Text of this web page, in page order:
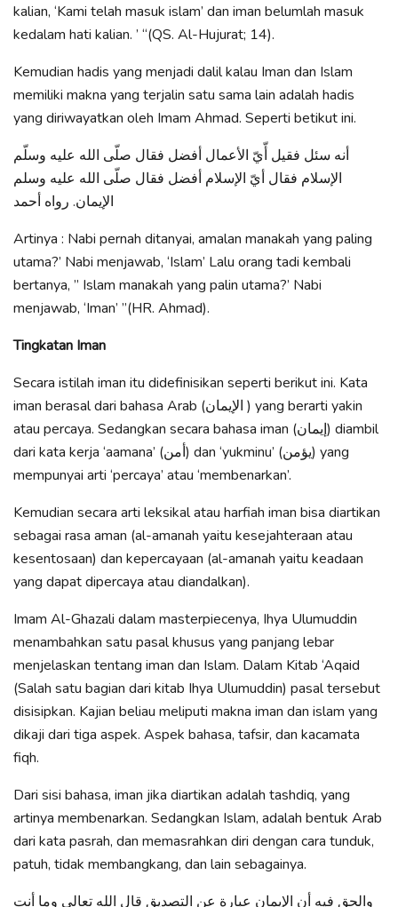
kalian, ‘Kami telah masuk islam’ dan iman belumlah masuk
kedalam hati kalian. ’ “(QS. Al-Hujurat; 14).
Kemudian hadis yang menjadi dalil kalau Iman dan Islam
memiliki makna yang terjalin satu sama lain adalah hadis
yang diriwayatkan oleh Imam Ahmad. Seperti betikut ini.
أنه سئل فقيل أّيّ الأعمال أفضل فقال صلّى الله عليه وسلّم
الإسلام فقال أيّ الإسلام أفضل فقال صلّى الله عليه وسلم
الإيمان. رواه أحمد
Artinya : Nabi pernah ditanyai, amalan manakah yang paling
utama?’ Nabi menjawab, ‘Islam’ Lalu orang tadi kembali
bertanya, ” Islam manakah yang palin utama?’ Nabi
menjawab, ‘Iman’ ”(HR. Ahmad).
Tingkatan Iman
Secara istilah iman itu didefinisikan seperti berikut ini. Kata
iman berasal dari bahasa Arab (الإيمان ) yang berarti yakin
atau percaya. Sedangkan secara bahasa iman (إيمان) diambil
dari kata kerja ‘aamana’ (أمن) dan ‘yukminu’ (يؤمن) yang
mempunyai arti ‘percaya’ atau ‘membenarkan’.
Kemudian secara arti leksikal atau harfiah iman bisa diartikan
sebagai rasa aman (al-amanah yaitu kesejahteraan atau
kesentosaan) dan kepercayaan (al-amanah yaitu keadaan
yang dapat dipercaya atau diandalkan).
Imam Al-Ghazali dalam masterpiecenya, Ihya Ulumuddin
menambahkan satu pasal khusus yang panjang lebar
menjelaskan tentang iman dan Islam. Dalam Kitab ‘Aqaid
(Salah satu bagian dari kitab Ihya Ulumuddin) pasal tersebut
disisipkan. Kajian beliau meliputi makna iman dan islam yang
dikaji dari tiga aspek. Aspek bahasa, tafsir, dan kacamata
fiqh.
Dari sisi bahasa, iman jika diartikan adalah tashdiq, yang
artinya membenarkan. Sedangkan Islam, adalah bentuk Arab
dari kata pasrah, dan memasrahkan diri dengan cara tunduk,
patuh, tidak membangkang, dan lain sebagainya.
والحق فيه أن الإيمان عبارة عن التصديق قال الله تعالى وما أنت